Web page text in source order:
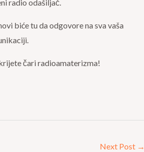
radio odašiljač.
biće tu da odgovore na sva vaša
čari radioamaterizma!
Next Post →